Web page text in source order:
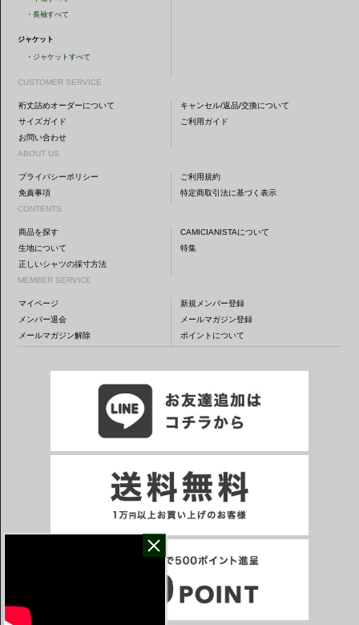
・長袖すべて
ジャケット
・ ジャケットすべて
CUSTOMER SERVICE
裄丈詰めオーダーについて
キャンセル/返品/交換について
サイズガイド
ご利用ガイド
お問い合わせ
ABOUT US
プライバシーポリシー
ご利用規約
免責事項
特定商取引法に基づく表示
CONTENTS
商品を探す
CAMICIANISTAについて
生地について
特集
正しいシャツの採寸方法
MEMBER SERVICE
マイページ
新規メンバー登録
メンバー退会
メールマガジン登録
メールマガジン解除
ポイントについて